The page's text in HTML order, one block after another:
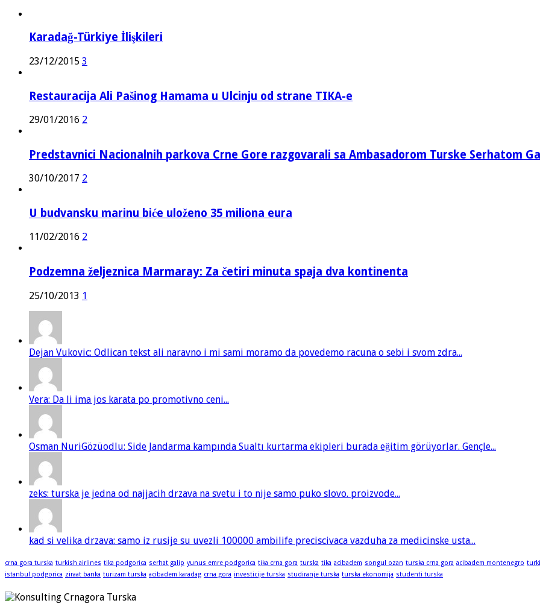
Karadağ-Türkiye İlişkileri
23/12/2015 3
Restauracija Ali Pašinog Hamama u Ulcinju od strane TIKA-e
29/01/2016 2
Predstavnici Nacionalnih parkova Crne Gore razgovarali sa Ambasadorom Turske Serhatom
30/10/2017 2
U budvansku marinu biće uloženo 35 miliona eura
11/02/2016 2
Podzemna željeznica Marmaray: Za četiri minuta spaja dva kontinenta
25/10/2013 1
Dejan Vukovic: Odlican tekst ali naravno i mi sami moramo da povedemo racuna o sebi i svom zdra...
Vera: Da li ima jos karata po promotivno ceni...
Osman NuriGözüodlu: Side Jandarma kampında Sualtı kurtarma ekipleri burada eğitim görüyorlar. Gençle...
zeks: turska je jedna od najjacih drzava na svetu i to nije samo puko slovo. proizvode...
kad si velika drzava: samo iz rusije su uvezli 100000 ambilife preciscivaca vazduha za medicinske usta...
crna gora turska turkish airlines tika podgorica serhat galip yunus emre podgorica tika crna gora turska tika acibadem songul ozan turska crna gora acibadem montenegro
istanbul podgorica ziraat banka turizam turska acibadem karadag crna gora investicije turska studiranje turska turska ekonomija studenti turska